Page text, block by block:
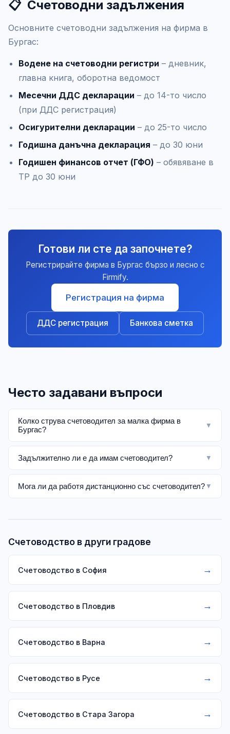
📋 Счетоводни задължения
Основните счетоводни задължения на фирма в
Бургас:
Водене на счетоводни регистри – дневник,
главна книга, оборотна ведомост
Месечни ДДС декларации – до 14-то число
(при ДДС регистрация)
Осигурителни декларации – до 25-то число
Годишна данъчна декларация – до 30 юни
Годишен финансов отчет (ГФО) – обявяване в
ТР до 30 юни
Готови ли сте да започнете?
Регистрирайте фирма в Бургас бързо и лесно с
Firmify.
Регистрация на фирма
ДДС регистрация Банкова сметка
Често задавани въпроси
Колко струва счетоводител за малка фирма в
Бургас?
▼
Задължително ли е да имам счетоводител? ▼
Мога ли да работя дистанционно със счетоводител? ▼
Счетоводство в други градове
Счетоводство в София →
Счетоводство в Пловдив →
Счетоводство в Варна →
Счетоводство в Русе →
Счетоводство в Стара Загора →